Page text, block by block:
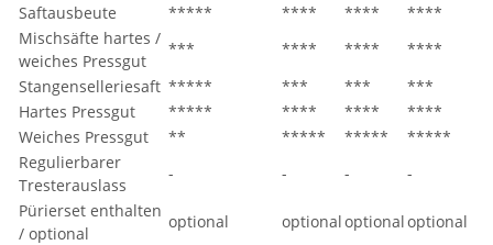
Saftausbeute ***** **** ****
****
Mischsäfte hartes /
weiches Pressgut
*** **** ****
****
Stangenselleriesaft ***** *** ***
***
Hartes Pressgut
***** **** ****
****
Weiches Pressgut
** ***** *****
*****
Regulierbarer
Tresterauslass
- - -
-
Pürierset enthalten
/ optional
optional optionaloptionaloptional